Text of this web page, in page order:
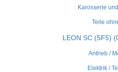
Karosserie
Teile
LEON SC (5F5)
Antrieb /
Elektrik /